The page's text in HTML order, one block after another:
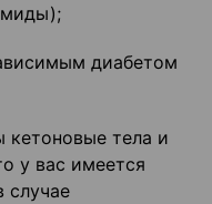
диабетом
кетоновые тела и
у вас имеется
случае